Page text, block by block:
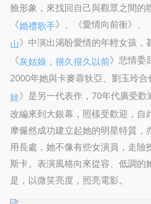
臉形象，來找回自己與觀眾之間的
《婚禮歌手》、《愛情向前衝》、
山》中演出渴盼愛情的年輕女孩，
《灰姑娘，很久很久以前》悲情委
2000年她與卡麥蓉狄亞、劉玉玲合
娃》是另一代表作，70年代廣受歡
改編來到大銀幕，照樣受歡迎，自
摩儼然成功建立起她的明星特質，
用長處，她不像有些女演員，走險
斯卡。表演風格向來從容、低調的
是，以微笑亮度，照亮電影。